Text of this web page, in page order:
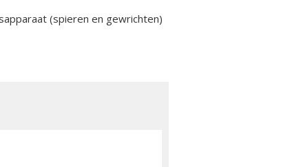
(spieren en gewrichten)